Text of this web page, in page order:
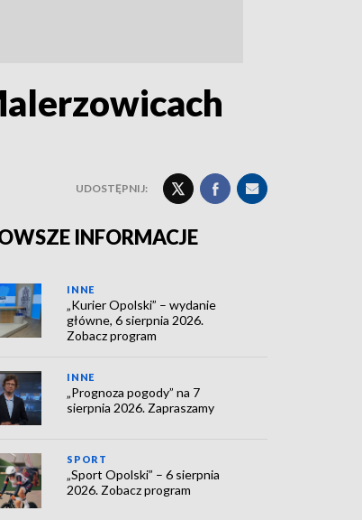
UDOSTĘPNIJ:
INFORMACJE
INNE
„Kurier Opolski” – wydanie
główne, 6 sierpnia 2026.
Zobacz program
INNE
„Prognoza pogody” na 7
sierpnia 2026. Zapraszamy
SPORT
„Sport Opolski” – 6 sierpnia
2026. Zobacz program